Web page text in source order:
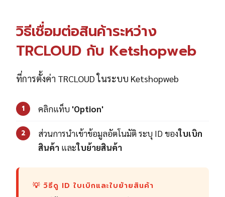
วิธีเชื่อมต่อสินค้าระหว่าง
TRCLOUD กับ Ketshopweb
ที่การตั้งค่า TRCLOUD ในระบบ Ketshopweb
1 คลิกแท็บ 'Option'
2 ส่วนการนำเข้าข้อมูลอัตโนมัติ ระบุ ID ของใบเบิก
สินค้า และใบย้ายสินค้า
💡 วิธีดู ID ใบเบิกและใบย้ายสินค้า